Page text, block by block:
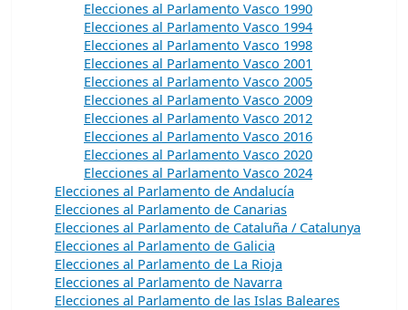
Elecciones al Parlamento Vasco 1990
Elecciones al Parlamento Vasco 1994
Elecciones al Parlamento Vasco 1998
Elecciones al Parlamento Vasco 2001
Elecciones al Parlamento Vasco 2005
Elecciones al Parlamento Vasco 2009
Elecciones al Parlamento Vasco 2012
Elecciones al Parlamento Vasco 2016
Elecciones al Parlamento Vasco 2020
Elecciones al Parlamento Vasco 2024
Elecciones al Parlamento de Andalucía
Elecciones al Parlamento de Canarias
Elecciones al Parlamento de Cataluña / Catalunya
Elecciones al Parlamento de Galicia
Elecciones al Parlamento de La Rioja
Elecciones al Parlamento de Navarra
Elecciones al Parlamento de las Islas Baleares